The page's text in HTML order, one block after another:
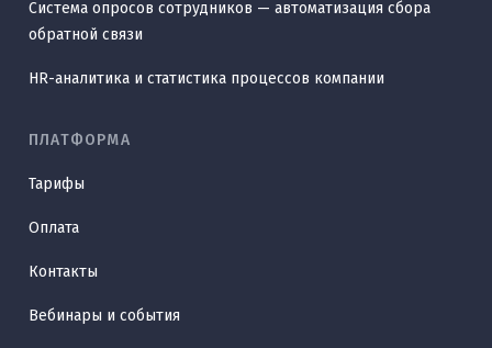
Система опросов сотрудников — автоматизация сбора
обратной связи
HR-аналитика и статистика процессов компании
ПЛАТФОРМА
Тарифы
Оплата
Контакты
Вебинары и события